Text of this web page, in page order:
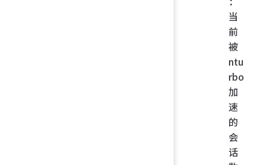
当
前
被
ntu
rbo
加
速
的
会
话